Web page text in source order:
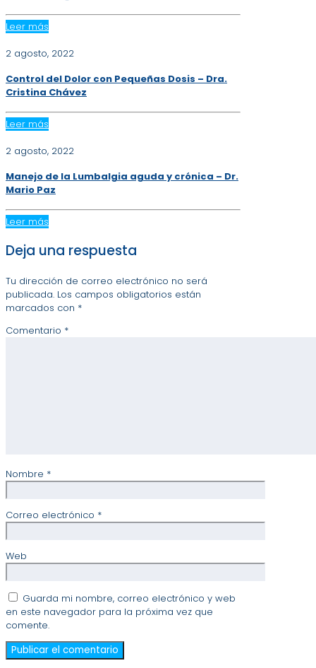
Leer más
2 agosto, 2022
Control del Dolor con Pequeñas Dosis – Dra.
Cristina Chávez
Leer más
2 agosto, 2022
Manejo de la Lumbalgia aguda y crónica – Dr.
Mario Paz
Leer más
Deja una respuesta
Tu dirección de correo electrónico no será
publicada. Los campos obligatorios están
marcados con *
Comentario *
Nombre *
Correo electrónico *
Web
Guarda mi nombre, correo electrónico y web
en este navegador para la próxima vez que
comente.